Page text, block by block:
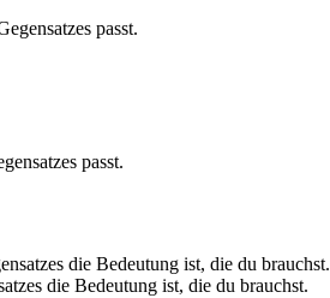
passt.
passt.
die Bedeutung ist, die du brauchst.
die Bedeutung ist, die du brauchst.